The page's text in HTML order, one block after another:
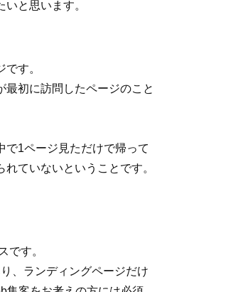
と思います。
す。
初に訪問したページのこと
で1ページ見ただけで帰って
ていないということです。
です。
、ランディングページだけ